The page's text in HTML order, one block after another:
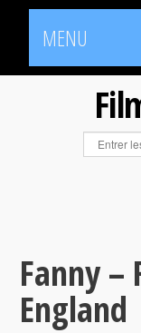
MENU
Fanny –
England